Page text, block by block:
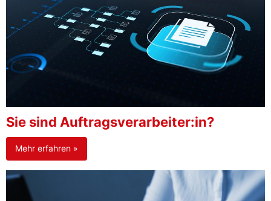
Sie sind Auftragsverarbeiter:in?
Mehr erfahren »